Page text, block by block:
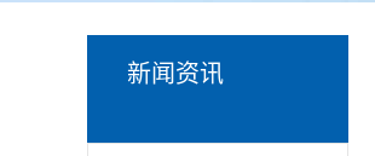
新闻资讯